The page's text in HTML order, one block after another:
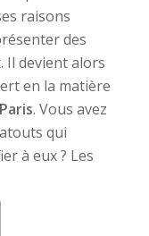
raisons
des
Il devient alors
en la matière
. Vous avez
qui
à eux ? Les